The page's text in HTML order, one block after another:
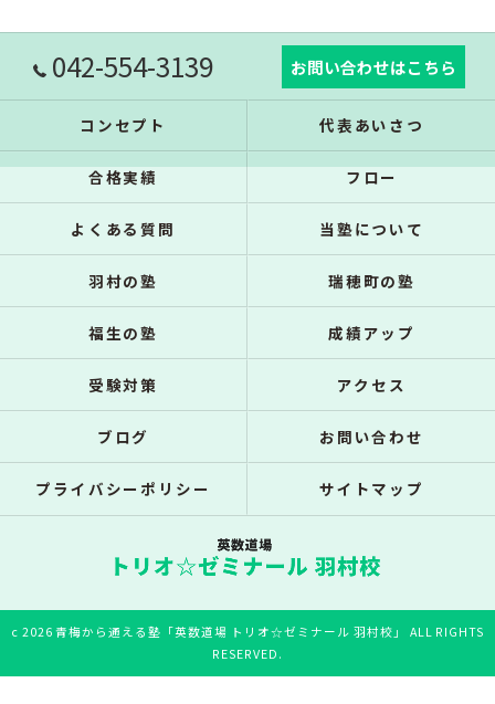
042-554-3139 お問い合わせはこちら
コンセプト 代表あいさつ
合格実績 フロー
よくある質問 当塾について
羽村の塾 瑞穂町の塾
福生の塾 成績アップ
受験対策 アクセス
ブログ お問い合わせ
プライバシーポリシー サイトマップ
c 2026 青梅から通える塾「英数道場 トリオ☆ゼミナール 羽村校」 ALL RIGHTS
RESERVED.